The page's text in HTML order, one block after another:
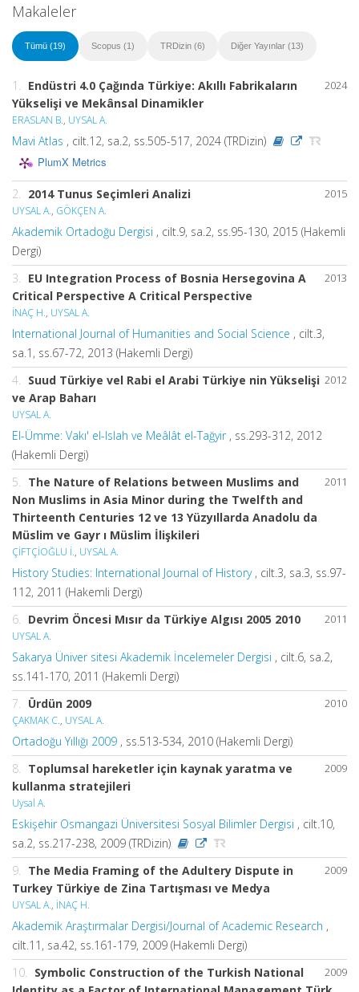
Makaleler
Tümü (19) Scopus (1) TRDizin (6) Diğer Yayınlar (13)
2024
1.
Endüstri 4.0 Çağında Türkiye: Akıllı Fabrikaların
Yükselişi ve Mekânsal Dinamikler
ERASLAN B., UYSAL A.
Mavi Atlas , cilt.12, sa.2, ss.505-517, 2024 (TRDizin)
PlumX Metrics
2015
2. 2014 Tunus Seçimleri Analizi
UYSAL A., GÖKÇEN A.
Akademik Ortadoğu Dergisi , cilt.9, sa.2, ss.95-130, 2015 (Hakemli
Dergi)
2013
3.
EU Integration Process of Bosnia Hersegovina A
Critical Perspective A Critical Perspective
İNAÇ H., UYSAL A.
International Journal of Humanities and Social Science , cilt.3,
sa.1, ss.67-72, 2013 (Hakemli Dergi)
2012
4.
Suud Türkiye vel Rabi el Arabi Türkiye nin Yükselişi
ve Arap Baharı
UYSAL A.
El-Ümme: Vakı' el-Islah ve Meâlât el-Tağyir, ss.293-312, 2012
(Hakemli Dergi)
2011
5.
The Nature of Relations between Muslims and
Non Muslims in Asia Minor during the Twelfth and
Thirteenth Centuries 12 ve 13 Yüzyıllarda Anadolu da
Müslim ve Gayr ı Müslim İlişkileri
ÇİFTÇİOĞLU İ., UYSAL A.
History Studies: International Journal of History, cilt.3, sa.3, ss.97-
112, 2011 (Hakemli Dergi)
2011
6. Devrim Öncesi Mısır da Türkiye Algısı 2005 2010
UYSAL A.
Sakarya Üniver sitesi Akademik İncelemeler Dergisi , cilt.6, sa.2,
ss.141-170, 2011 (Hakemli Dergi)
2010
7. Ürdün 2009
ÇAKMAK C., UYSAL A.
Ortadoğu Yıllığı 2009 , ss.513-534, 2010 (Hakemli Dergi)
2009
8.
Toplumsal hareketler için kaynak yaratma ve
kullanma stratejileri
Uysal A.
Eskişehir Osmangazi Üniversitesi Sosyal Bilimler Dergisi , cilt.10,
sa.2, ss.217-238, 2009 (TRDizin)
2009
9.
The Media Framing of the Adultery Dispute in
Turkey Türkiye de Zina Tartışması ve Medya
UYSAL A., İNAÇ H.
Akademik Araştırmalar Dergisi/Journal of Academic Research ,
cilt.11, sa.42, ss.161-179, 2009 (Hakemli Dergi)
2009
10.
Symbolic Construction of the Turkish National